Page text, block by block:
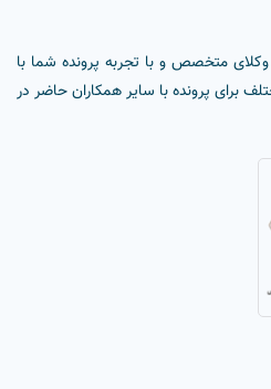
وکلای متخصص و با تجربه پرونده شما با
برای پرونده با سایر همکاران حاضر در